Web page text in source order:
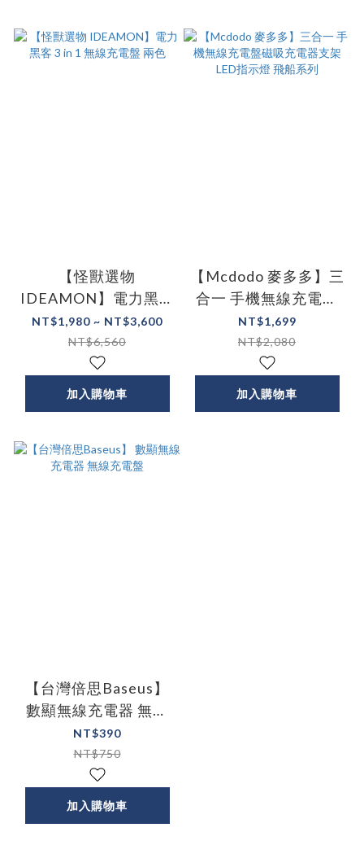
【怪獸選物
IDEAMON】電力黑客
3 in 1 無線充電盤 兩色
NT$1,980 ~ NT$3,600
NT$6,560
加入購物車
【Mcdodo 麥多多】三
合一 手機無線充電盤
磁吸充電器支架 LED
指示燈 飛船系列
NT$1,699
NT$2,080
加入購物車
【台灣倍思Baseus】
數顯無線充電器 無線
充電盤
NT$390
NT$750
加入購物車